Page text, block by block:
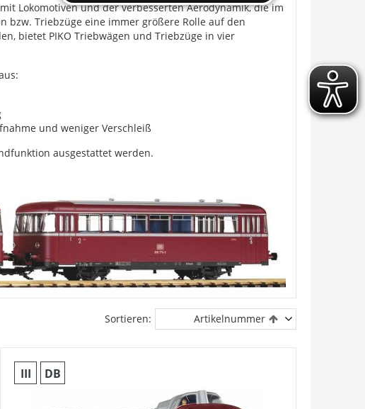
Lokomotiven und der verbesserten Aerodynamik, die im
bzw. Triebzüge eine immer größere Rolle auf den
bietet PIKO Triebwägen und Triebzüge in vier
und weniger Verschleiß
ausgestattet werden.
Sortieren: Artikelnummer
III DB